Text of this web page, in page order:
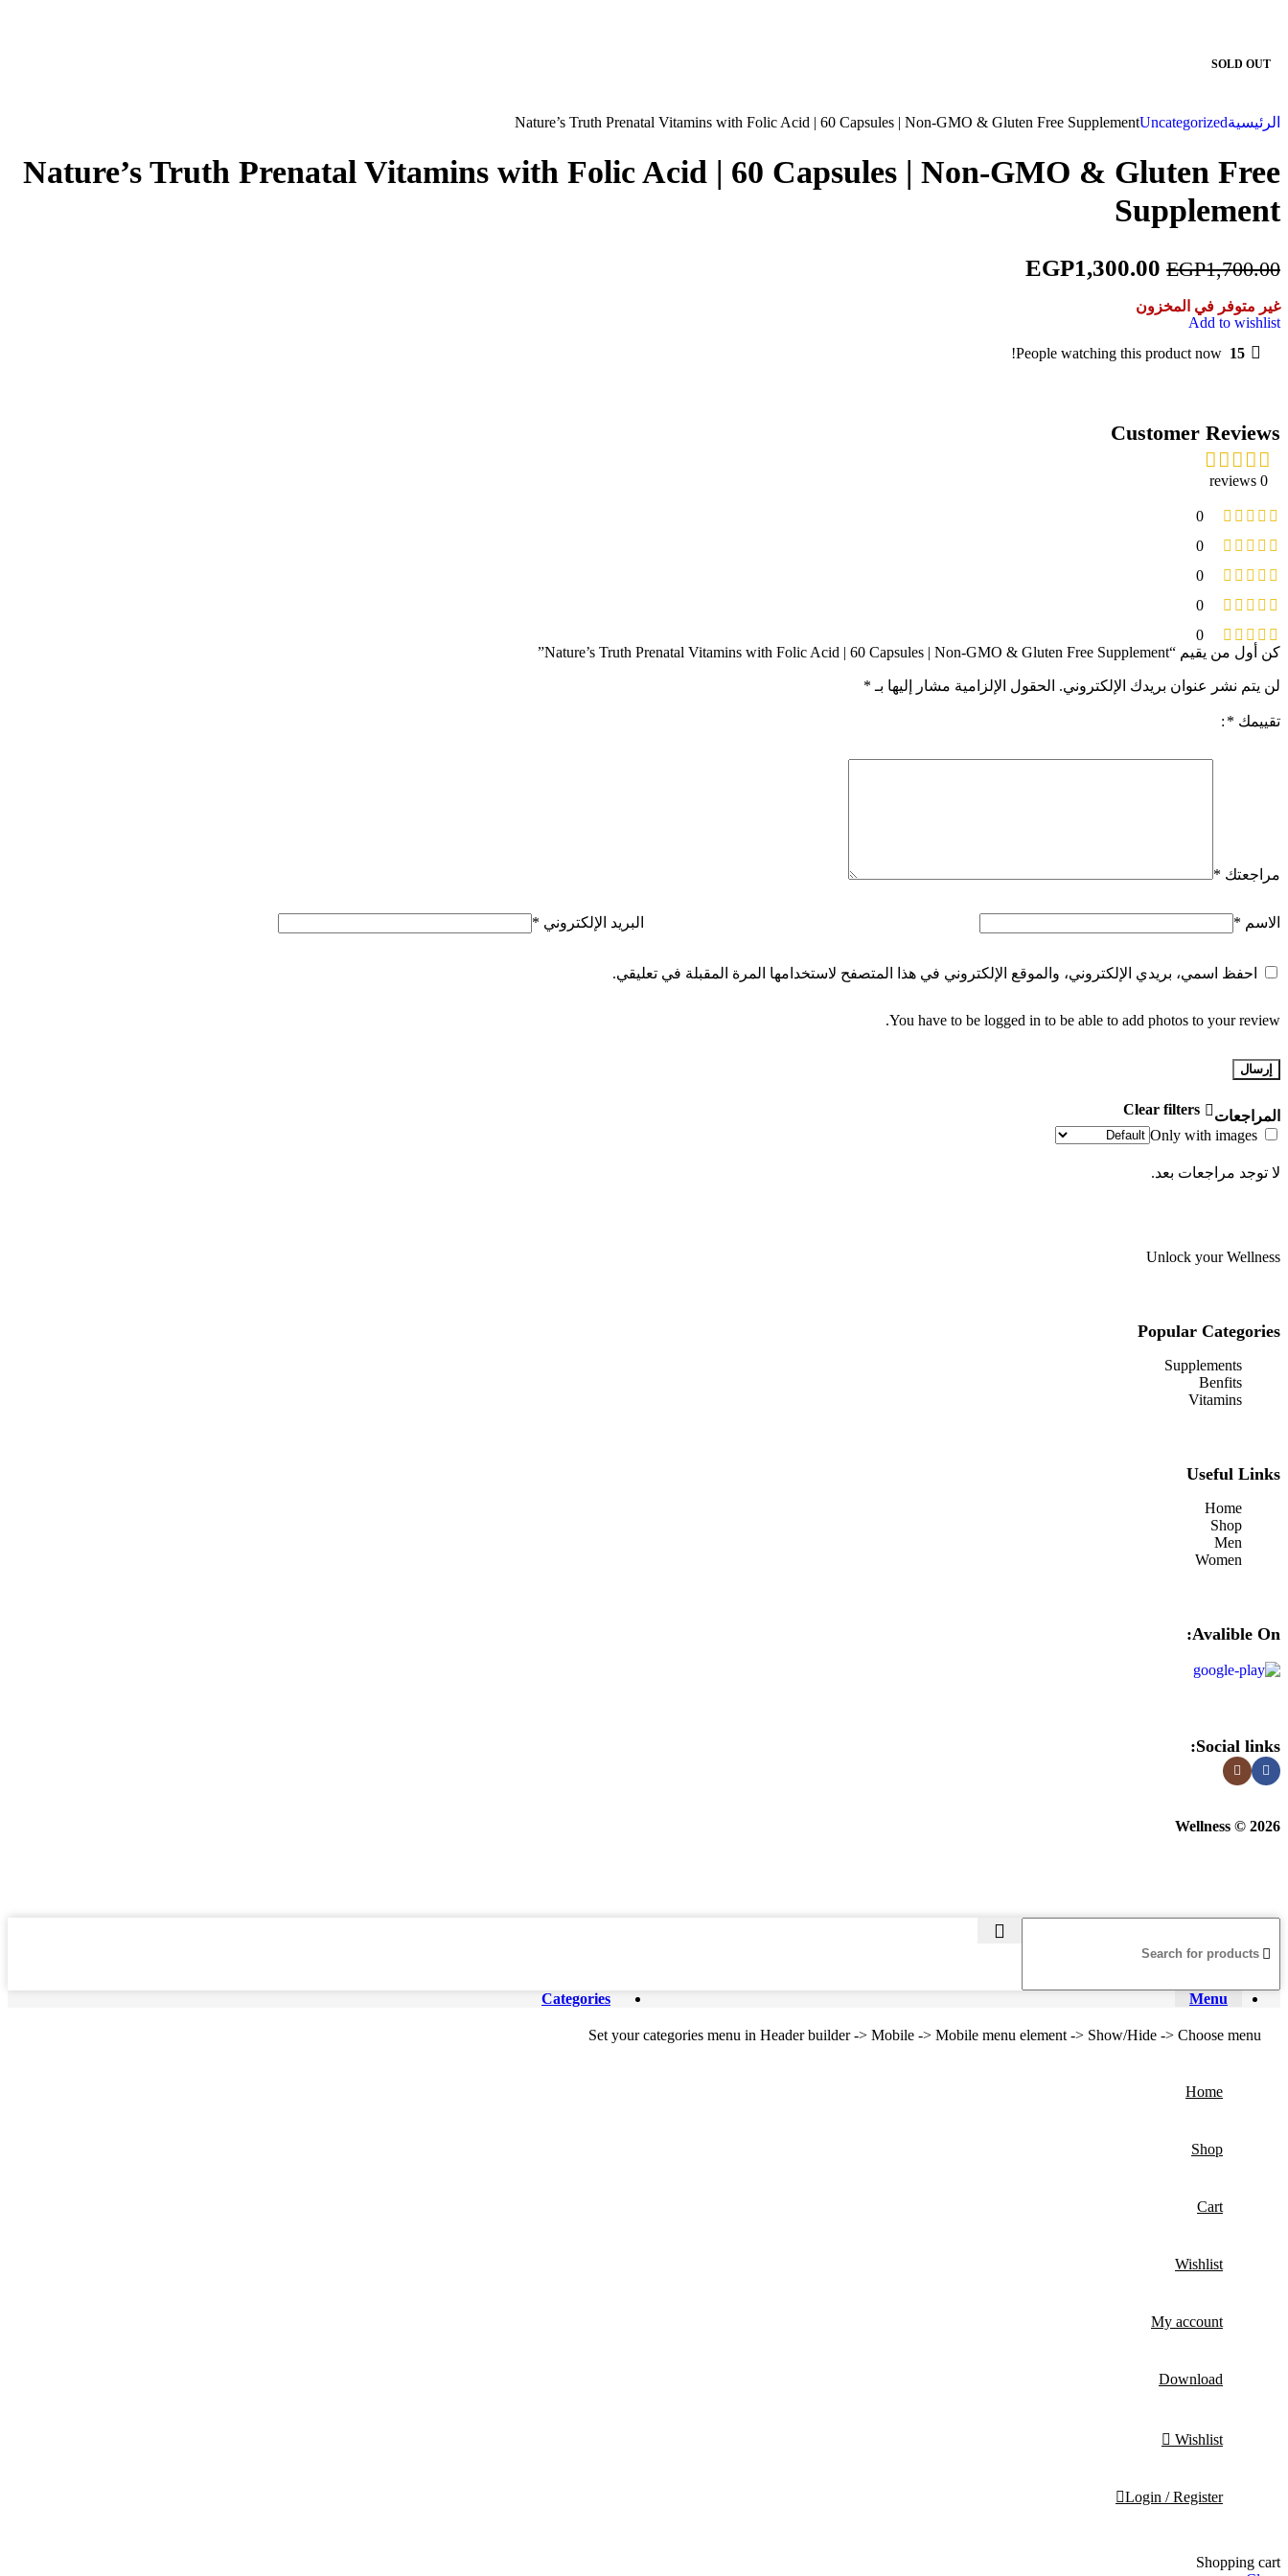
SOLD OUT
الرئيسيةUncategorized
Nature’s Truth Prenatal Vitamins with Folic Acid | 60 Capsules | Non-GMO & Gluten Free Supplement
Nature’s Truth Prenatal Vitamins with Folic Acid | 60 Capsules | Non-GMO & Gluten Free
Supplement
EGP1,700.00
EGP1,300.00
غير متوفر في المخزون
Add to wishlist
15
People watching this product now!
Customer Reviews
0 reviews
0
0
0
0
0
المراجعات
Clear filters
Only with images
لا توجد مراجعات بعد.
كن أول من يقيم “Nature’s Truth Prenatal Vitamins with Folic Acid | 60 Capsules | Non-GMO & Gluten Free Supplement”
لن يتم نشر عنوان بريدك الإلكتروني. الحقول الإلزامية مشار إليها بـ *
تقييمك *
مراجعتك *
الاسم * البريد الإلكتروني *
احفظ اسمي، بريدي الإلكتروني، والموقع الإلكتروني في هذا المتصفح لاستخدامها المرة المقبلة في تعليقي.
You have to be logged in to be able to add photos to your review.
Unlock your Wellness
Popular Categories
Supplements
Benfits
Vitamins
Useful Links
Home
Shop
Men
Women
Avalible On:
Social links:
Wellness © 2026
Menu
Categories
Set your categories menu in Header builder -> Mobile -> Mobile menu element -> Show/Hide -> Choose menu
Home
Shop
Cart
Wishlist
My account
Download
Wishlist
Login / Register
Shopping cart